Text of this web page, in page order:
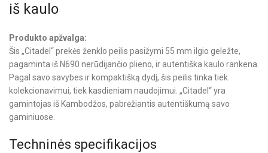
iš kaulo
Produkto apžvalga:
Šis „Citadel“ prekės ženklo peilis pasižymi 55 mm ilgio geležte,
pagaminta iš N690 nerūdijančio plieno, ir autentiška kaulo rankena.
Pagal savo savybes ir kompaktišką dydį, šis peilis tinka tiek
kolekcionavimui, tiek kasdieniam naudojimui. „Citadel“ yra
gamintojas iš Kambodžos, pabrėžiantis autentiškumą savo
gaminiuose.
Techninės specifikacijos